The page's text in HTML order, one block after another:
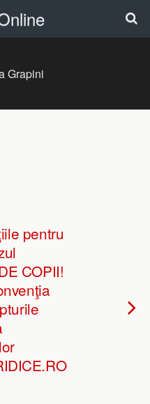
Grapini
pentru
COPII!